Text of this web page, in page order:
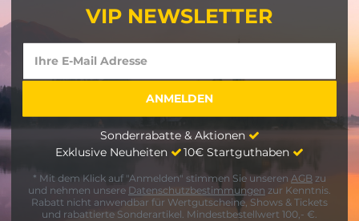
VIP NEWSLETTER
Sonderrabatte & Aktionen
Exklusive Neuheiten
10€ Startguthaben
* Mit dem Klick auf "Anmelden" stimmen Sie unseren AGB zu
und nehmen unsere Datenschutzbestimmungen zur Kenntnis.
Rabatt nicht anwendbar für Wertgutscheine, Shows & Tickets
und rabattierte Sonderartikel. Mindestbestellwert 100,- €.